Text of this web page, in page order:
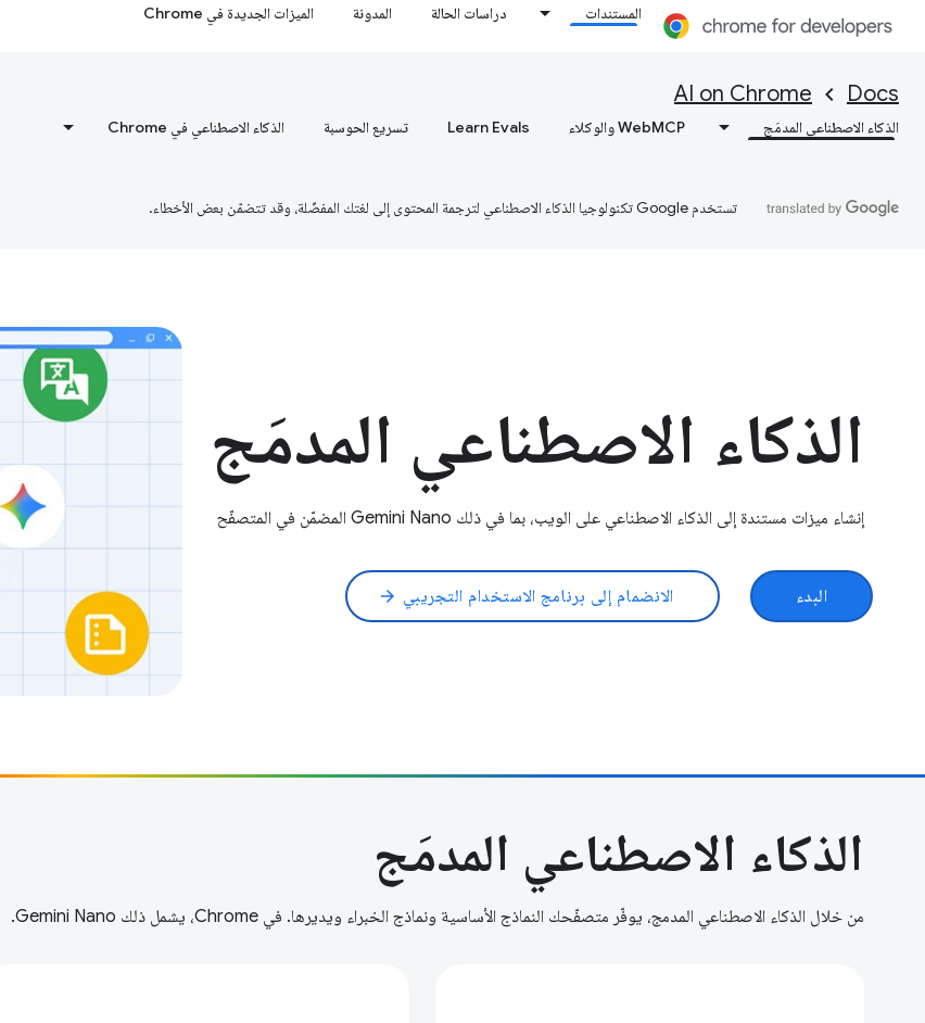
المستندات دراسات الحالة المدونة الميزات الجديدة في Chrome
Docs
AI on Chrome
الذكاء الاصطناعي المدمَج WebMCP والوكلاء Learn Evals تسريع الحوسبة الذكاء الاصطناعي في Chrome
تستخدم Google تكنولوجيا الذكاء الاصطناعي لترجمة المحتوى إلى لغتك المفضّلة، وقد تتضمّن بعض الأخطاء.
الذكاء الاصطناعي المدمَج
إنشاء ميزات مستندة إلى الذكاء الاصطناعي على الويب، بما في ذلك Gemini Nano المضمّن في المتصفّح
البدء الانضمام إلى برنامج الاستخدام التجريبي arrow_forward
الذكاء الاصطناعي المدمَج
من خلال الذكاء الاصطناعي المدمج، يوفّر متصفّحك النماذج الأساسية ونماذج الخبراء ويديرها. في Chrome، يشمل ذلك Gemini Nano.